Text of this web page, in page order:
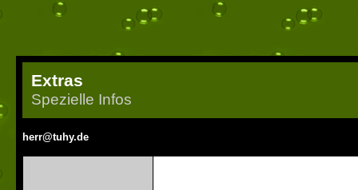
Extras
Spezielle Infos
herr@tuhy.de